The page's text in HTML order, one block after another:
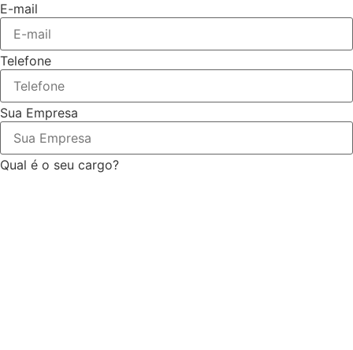
E-mail
Telefone
Sua Empresa
Qual é o seu cargo?